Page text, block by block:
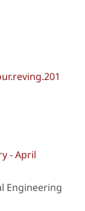
- April
Engineering